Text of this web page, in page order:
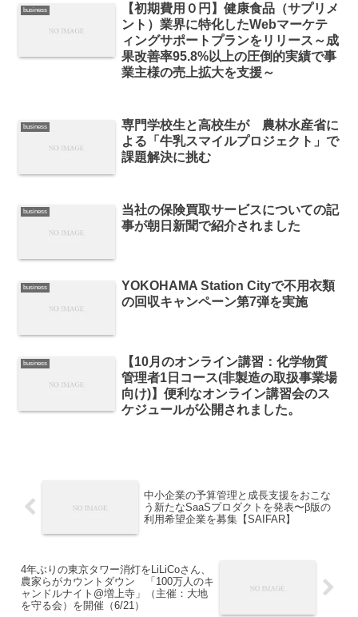
business
【初期費用０円】健康食品（サプリメ
ント）業界に特化したWebマーケテ
ィングサポートプランをリリース～成
果改善率95.8%以上の圧倒的実績で事
業主様の売上拡大を支援～
business
専門学校生と高校生が 農林水産省に
よる「牛乳スマイルプロジェクト」で
課題解決に挑む
business
当社の保険買取サービスについての記
事が朝日新聞で紹介されました
business
YOKOHAMA Station Cityで不用衣類
の回収キャンペーン第7弾を実施
business
【10月のオンライン講習：化学物質
管理者1日コース(非製造の取扱事業場
向け)】便利なオンライン講習会のス
ケジュールが公開されました。
中小企業の予算管理と成長支援をおこな
う新たなSaaSプロダクトを発表〜β版の
利用希望企業を募集【SAIFAR】
4年ぶりの東京タワー消灯をLiLiCoさん、
農家らがカウントダウン 「100万人のキ
ャンドルナイト@増上寺」（主催：大地
を守る会）を開催（6/21）